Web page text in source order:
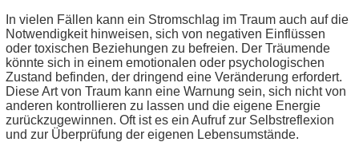
In vielen Fällen kann ein Stromschlag im Traum auch auf die
Notwendigkeit hinweisen, sich von negativen Einflüssen
oder toxischen Beziehungen zu befreien. Der Träumende
könnte sich in einem emotionalen oder psychologischen
Zustand befinden, der dringend eine Veränderung erfordert.
Diese Art von Traum kann eine Warnung sein, sich nicht von
anderen kontrollieren zu lassen und die eigene Energie
zurückzugewinnen. Oft ist es ein Aufruf zur Selbstreflexion
und zur Überprüfung der eigenen Lebensumstände.